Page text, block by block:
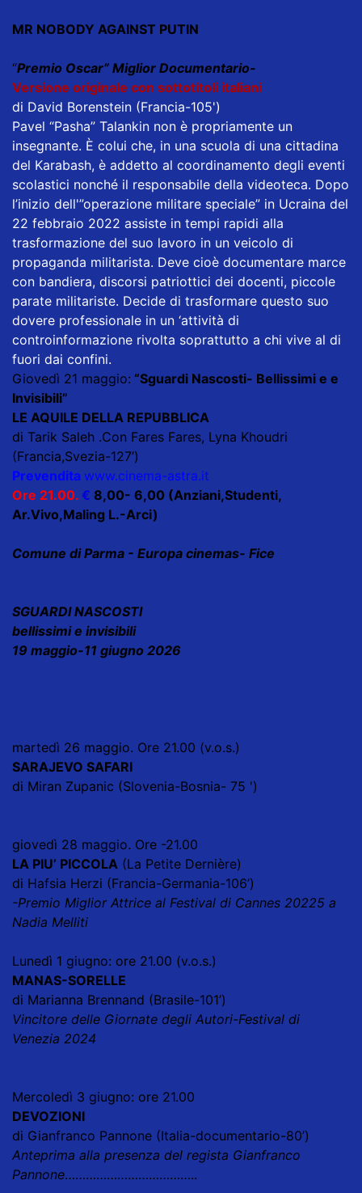
MR NOBODY AGAINST PUTIN
“Premio Oscar” Miglior Documentario-
Versione originale con sottotitoli italiani
di David Borenstein (Francia-105')
Pavel “Pasha” Talankin non è propriamente un
insegnante. È colui che, in una scuola di una cittadina
del Karabash, è addetto al coordinamento degli eventi
scolastici nonché il responsabile della videoteca. Dopo
l’inizio dell'”operazione militare speciale” in Ucraina del
22 febbraio 2022 assiste in tempi rapidi alla
trasformazione del suo lavoro in un veicolo di
propaganda militarista. Deve cioè documentare marce
con bandiera, discorsi patriottici dei docenti, piccole
parate militariste. Decide di trasformare questo suo
dovere professionale in un ‘attività di
controinformazione rivolta soprattutto a chi vive al di
fuori dai confini.
Giovedì 21 maggio: “Sguardi Nascosti- Bellissimi e e
Invisibili”
LE AQUILE DELLA REPUBBLICA
di Tarik Saleh .Con Fares Fares, Lyna Khoudri
(Francia,Svezia-127’)
Prevendita www.cinema-astra.it
Ore 21.00. € 8,00- 6,00 (Anziani,Studenti,
Ar.Vivo,Maling L.-Arci)
Comune di Parma - Europa cinemas- Fice
SGUARDI NASCOSTI
bellissimi e invisibili
19 maggio-11 giugno 2026
martedì 26 maggio. Ore 21.00 (v.o.s.)
SARAJEVO SAFARI
di Miran Zupanic (Slovenia-Bosnia- 75 ')
giovedì 28 maggio. Ore -21.00
LA PIU’ PICCOLA (La Petite Dernière)
di Hafsia Herzi (Francia-Germania-106’)
-Premio Miglior Attrice al Festival di Cannes 20225 a
Nadia Melliti
Lunedì 1 giugno: ore 21.00 (v.o.s.)
MANAS-SORELLE
di Marianna Brennand (Brasile-101’)
Vincitore delle Giornate degli Autori-Festival di
Venezia 2024
Mercoledì 3 giugno: ore 21.00
DEVOZIONI
di Gianfranco Pannone (Italia-documentario-80’)
Anteprima alla presenza del regista Gianfranco
Pannone………………………………..